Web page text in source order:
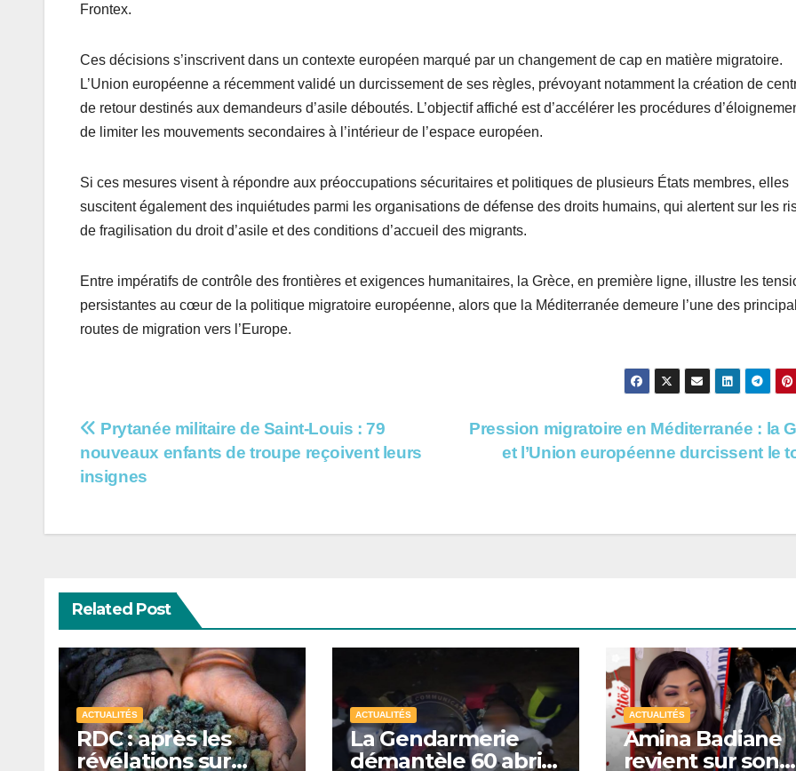
Frontex.
Ces décisions s’inscrivent dans un contexte européen marqué par un changement de cap en matière migratoire.
L’Union européenne a récemment validé un durcissement de ses règles, prévoyant notamment la création de
de retour destinés aux demandeurs d’asile déboutés. L’objectif affiché est d’accélérer les procédures
de limiter les mouvements secondaires à l’intérieur de l’espace européen.
Si ces mesures visent à répondre aux préoccupations sécuritaires et politiques de plusieurs États membres, elles
suscitent également des inquiétudes parmi les organisations de défense des droits humains, qui alertent sur les
de fragilisation du droit d’asile et des conditions d’accueil des migrants.
Entre impératifs de contrôle des frontières et exigences humanitaires, la Grèce, en première ligne, illustre les
persistantes au cœur de la politique migratoire européenne, alors que la Méditerranée demeure l’une des
routes de migration vers l’Europe.
Navigation
de
Pression migratoire en Méditerranée : la
et l’Union européenne durcissent le
Prytanée militaire de Saint-Louis : 79
nouveaux enfants de troupe reçoivent leurs
insignes
Related Post
ACTUALITÉS
RDC : après les
révélations sur
ACTUALITÉS
La Gendarmerie
démantèle 60 abris
ACTUALITÉS
Amina Badiane
revient sur son